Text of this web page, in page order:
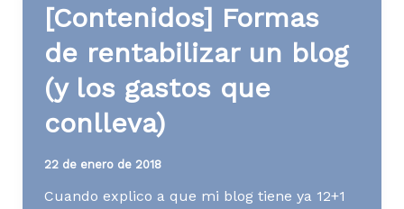
presencia
online
fácilmente
[Contenidos] Formas
de rentabilizar un blog
(y los gastos que
conlleva)
22 de enero de 2018
Cuando explico a que mi blog tiene ya 12+1